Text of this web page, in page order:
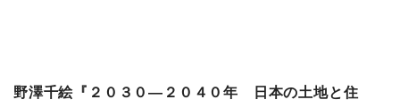
野澤千絵『２０３０―２０４０年 日本の土地と住